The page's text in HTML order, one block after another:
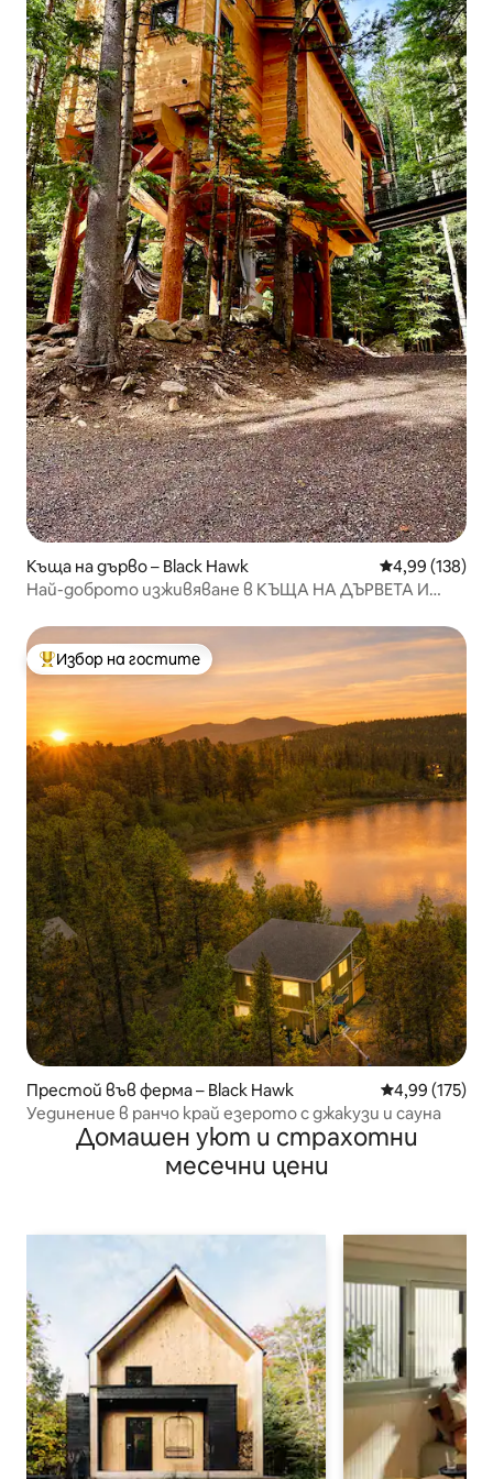
Къща на дърво – Black Hawk Средна
4,99 (138)
Най-доброто изживяване в КЪЩА НА ДЪРВЕТА И
Най-популярен избор на гостите
Избор на гостите
Престой във ферма – Black Hawk Средна
4,99 (175)
Уединение в ранчо край езерото с джакузи и сауна
Домашен уют и страхотни
месечни цени